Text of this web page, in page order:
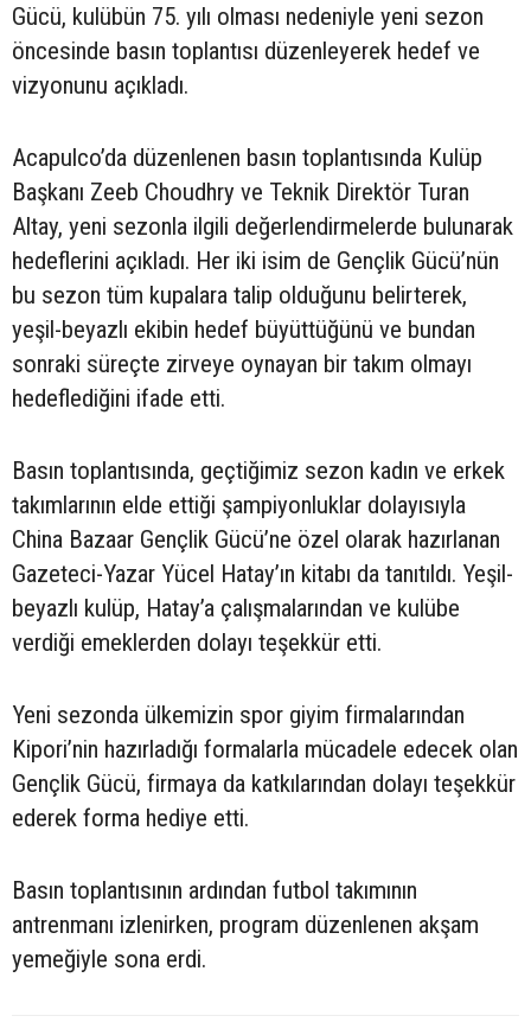
Gücü, kulübün 75. yılı olması nedeniyle yeni sezon
öncesinde basın toplantısı düzenleyerek hedef ve
vizyonunu açıkladı.
Acapulco’da düzenlenen basın toplantısında Kulüp
Başkanı Zeeb Choudhry ve Teknik Direktör Turan
Altay, yeni sezonla ilgili değerlendirmelerde bulunarak
hedeflerini açıkladı. Her iki isim de Gençlik Gücü’nün
bu sezon tüm kupalara talip olduğunu belirterek,
yeşil-beyazlı ekibin hedef büyüttüğünü ve bundan
sonraki süreçte zirveye oynayan bir takım olmayı
hedeflediğini ifade etti.
Basın toplantısında, geçtiğimiz sezon kadın ve erkek
takımlarının elde ettiği şampiyonluklar dolayısıyla
China Bazaar Gençlik Gücü’ne özel olarak hazırlanan
Gazeteci-Yazar Yücel Hatay’ın kitabı da tanıtıldı. Yeşil-
beyazlı kulüp, Hatay’a çalışmalarından ve kulübe
verdiği emeklerden dolayı teşekkür etti.
Yeni sezonda ülkemizin spor giyim firmalarından
Kipori’nin hazırladığı formalarla mücadele edecek olan
Gençlik Gücü, firmaya da katkılarından dolayı teşekkür
ederek forma hediye etti.
Basın toplantısının ardından futbol takımının
antrenmanı izlenirken, program düzenlenen akşam
yemeğiyle sona erdi.